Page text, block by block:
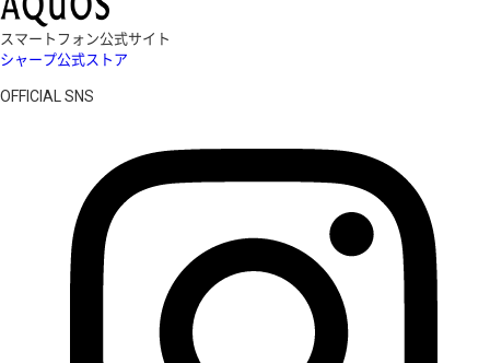
スマートフォン公式サイト
シャープ公式ストア
OFFICIAL SNS